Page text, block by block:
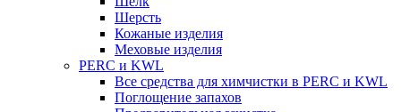
Шерсть
Кожаные изделия
Меховые изделия
PERC и KWL
Все средства для химчистки в PERC и KWL
Поглощение запахов